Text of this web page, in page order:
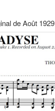
de Août 1929